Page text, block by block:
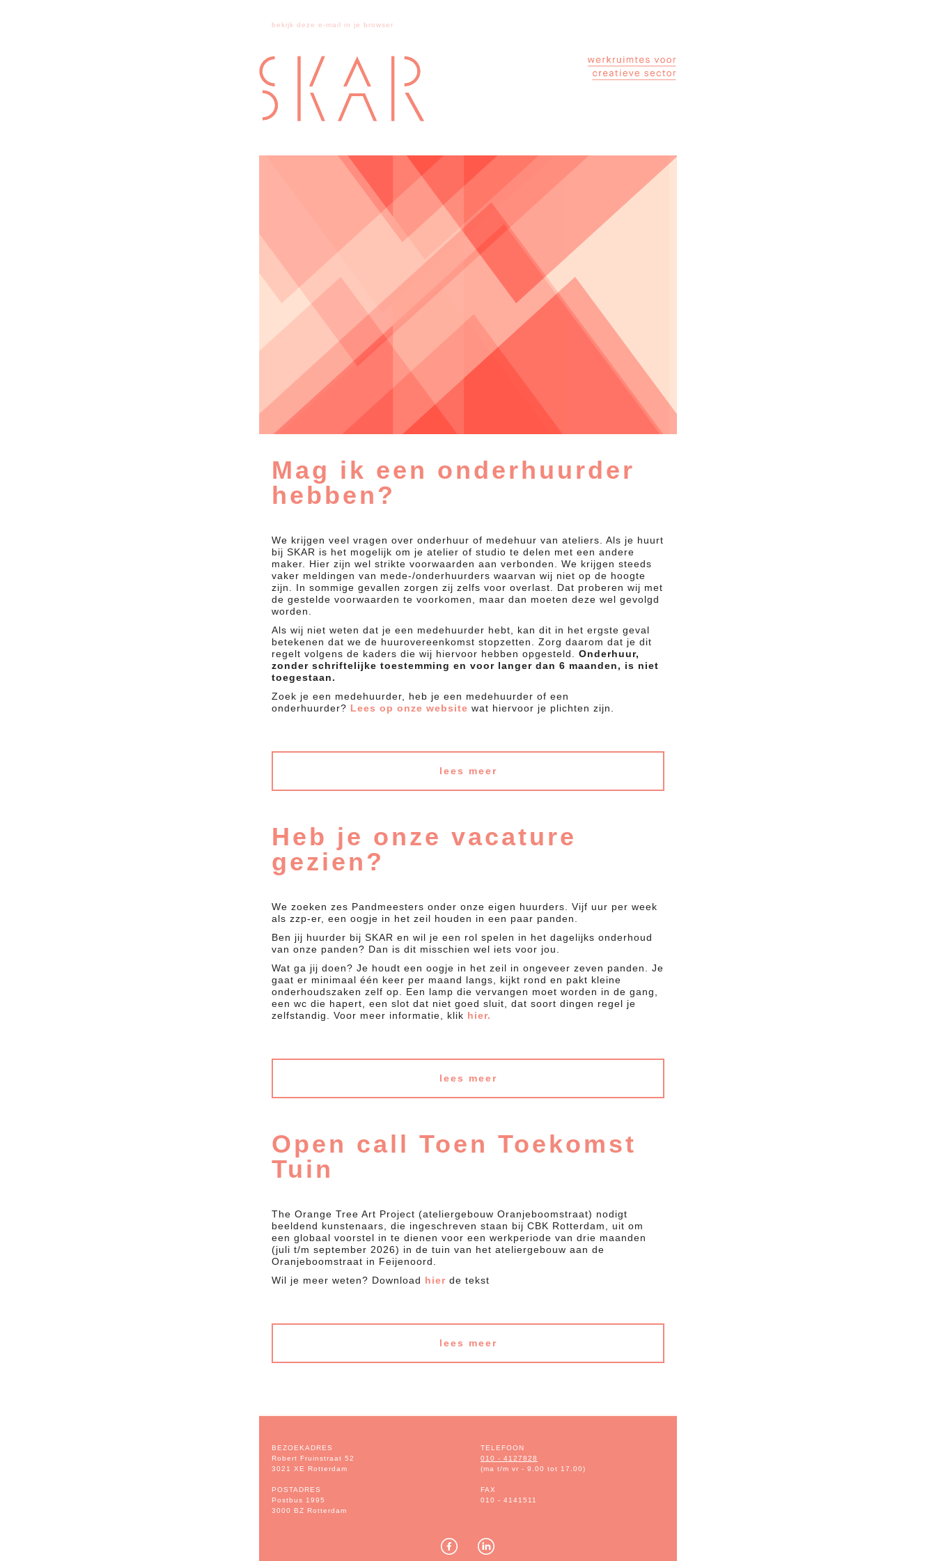
bekijk deze e-mail in je browser
Mag ik een onderhuurder
hebben?
We krijgen veel vragen over onderhuur of medehuur van ateliers. Als je huurt
bij SKAR is het mogelijk om je atelier of studio te delen met een andere
maker. Hier zijn wel strikte voorwaarden aan verbonden. We krijgen steeds
vaker meldingen van mede-/onderhuurders waarvan wij niet op de hoogte
zijn. In sommige gevallen zorgen zij zelfs voor overlast. Dat proberen wij met
de gestelde voorwaarden te voorkomen, maar dan moeten deze wel gevolgd
worden.
Als wij niet weten dat je een medehuurder hebt, kan dit in het ergste geval
betekenen dat we de huurovereenkomst stopzetten. Zorg daarom dat je dit
regelt volgens de kaders die wij hiervoor hebben opgesteld. Onderhuur,
zonder schriftelijke toestemming en voor langer dan 6 maanden, is niet
toegestaan.
Zoek je een medehuurder, heb je een medehuurder of een
onderhuurder? Lees op onze website wat hiervoor je plichten zijn.
lees meer
Heb je onze vacature
gezien?
We zoeken zes Pandmeesters onder onze eigen huurders. Vijf uur per week
als zzp-er, een oogje in het zeil houden in een paar panden.
Ben jij huurder bij SKAR en wil je een rol spelen in het dagelijks onderhoud
van onze panden? Dan is dit misschien wel iets voor jou.
Wat ga jij doen? Je houdt een oogje in het zeil in ongeveer zeven panden. Je
gaat er minimaal één keer per maand langs, kijkt rond en pakt kleine
onderhoudszaken zelf op. Een lamp die vervangen moet worden in de gang,
een wc die hapert, een slot dat niet goed sluit, dat soort dingen regel je
zelfstandig. Voor meer informatie, klik hier.
lees meer
Open call Toen Toekomst
Tuin
The Orange Tree Art Project (ateliergebouw Oranjeboomstraat) nodigt
beeldend kunstenaars, die ingeschreven staan bij CBK Rotterdam, uit om
een globaal voorstel in te dienen voor een werkperiode van drie maanden
(juli t/m september 2026) in de tuin van het ateliergebouw aan de
Oranjeboomstraat in Feijenoord.
Wil je meer weten? Download hier de tekst
lees meer
BEZOEKADRES
Robert Fruinstraat 52
3021 XE Rotterdam
POSTADRES
Postbus 1995
3000 BZ Rotterdam
TELEFOON
010 - 4127828
(ma t/m vr - 9.00 tot 17.00)
FAX
010 - 4141511